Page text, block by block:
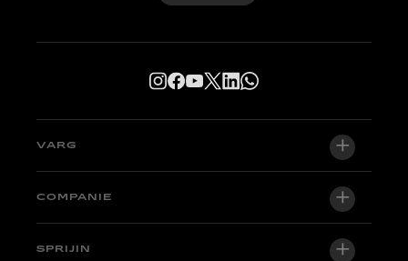
VARG
VARG EX
COMPANIE
Despre noi
SPRIJIN